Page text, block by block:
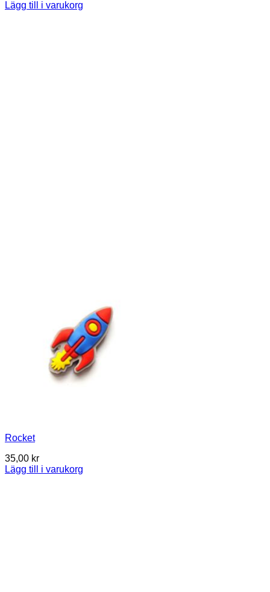
Lägg till i varukorg
Rocket
35,00 kr
Lägg till i varukorg